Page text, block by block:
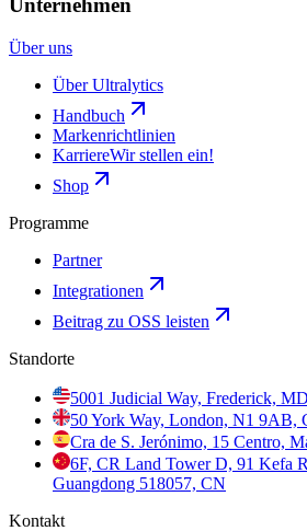
Unternehmen
Über uns
Über Ultralytics
Handbuch
Markenrichtlinien
KarriereWir stellen ein!
Shop
Programme
Partner
Integrationen
Beitrag zu OSS leisten
Standorte
5001 Judicial Way, Frederick,
50 York Way, London, N1 9AB,
Cra de S. Jerónimo, 15 Centro,
6F, CR Land Tower D, 91 Kefa
Guangdong 518057, CN
Kontakt